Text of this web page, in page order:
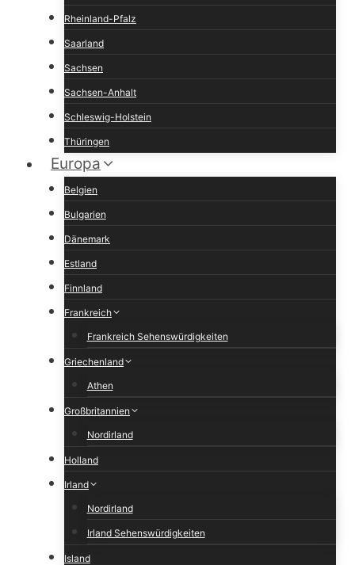
Rheinland-Pfalz
Saarland
Sachsen
Sachsen-Anhalt
Schleswig-Holstein
Thüringen
Europa
Belgien
Bulgarien
Dänemark
Estland
Finnland
Frankreich
Frankreich Sehenswürdigkeiten
Griechenland
Athen
Großbritannien
Nordirland
Holland
Irland
Nordirland
Irland Sehenswürdigkeiten
Island